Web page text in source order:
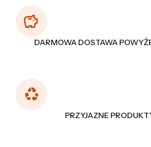
DARMOWA DOSTAWA
PRZYJAZNE